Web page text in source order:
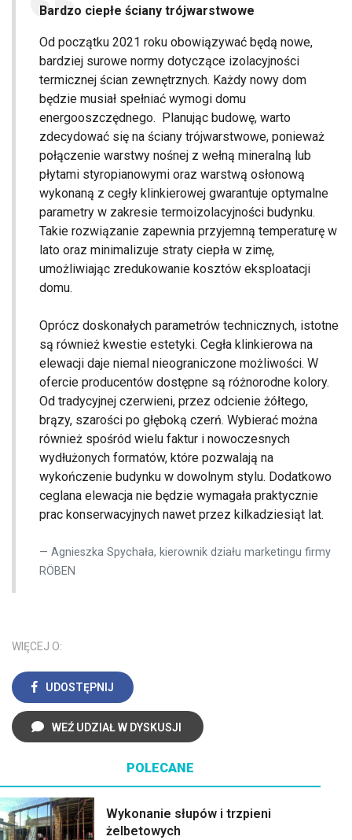
Bardzo ciepłe ściany trójwarstwowe
Od początku 2021 roku obowiązywać będą nowe,
bardziej surowe normy dotyczące izolacyjności
termicznej ścian zewnętrznych. Każdy nowy dom
będzie musiał spełniać wymogi domu
energooszczędnego. Planując budowę, warto
zdecydować się na ściany trójwarstwowe, ponieważ
połączenie warstwy nośnej z wełną mineralną lub
płytami styropianowymi oraz warstwą osłonową
wykonaną z cegły klinkierowej gwarantuje optymalne
parametry w zakresie termoizolacyjności budynku.
Takie rozwiązanie zapewnia przyjemną temperaturę w
lato oraz minimalizuje straty ciepła w zimę,
umożliwiając zredukowanie kosztów eksploatacji
domu.
Oprócz doskonałych parametrów technicznych, istotne
są również kwestie estetyki. Cegła klinkierowa na
elewacji daje niemal nieograniczone możliwości. W
ofercie producentów dostępne są różnorodne kolory.
Od tradycyjnej czerwieni, przez odcienie żółtego,
brązy, szarości po głęboką czerń. Wybierać można
również spośród wielu faktur i nowoczesnych
wydłużonych formatów, które pozwalają na
wykończenie budynku w dowolnym stylu. Dodatkowo
ceglana elewacja nie będzie wymagała praktycznie
prac konserwacyjnych nawet przez kilkadziesiąt lat.
Agnieszka Spychała, kierownik działu marketingu firmy
RÖBEN
WIĘCEJ O:
UDOSTĘPNIJ
WEŹ UDZIAŁ W DYSKUSJI
POLECANE
Wykonanie słupów i trzpieni
żelbetowych